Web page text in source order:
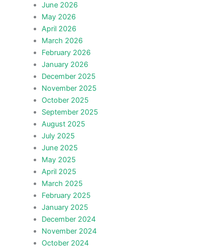
June 2026
May 2026
April 2026
March 2026
February 2026
January 2026
December 2025
November 2025
October 2025
September 2025
August 2025
July 2025
June 2025
May 2025
April 2025
March 2025
February 2025
January 2025
December 2024
November 2024
October 2024